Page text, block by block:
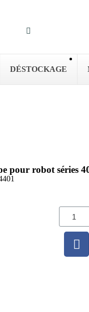
DÉSTOCKAGE
pour robot séries